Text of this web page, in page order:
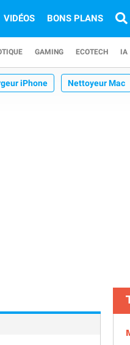
VIDÉOS BONS PLANS
GAMING ECOTECH IA
iPhone Nettoyeur Mac